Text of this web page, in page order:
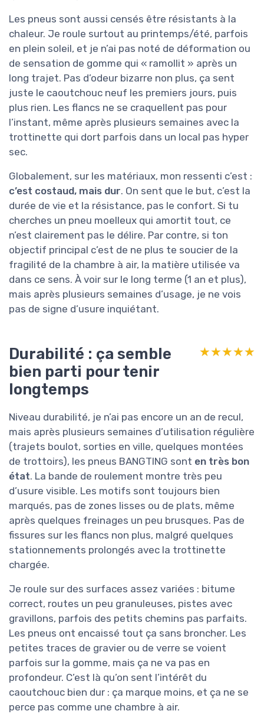
Les pneus sont aussi censés être résistants à la
chaleur. Je roule surtout au printemps/été, parfois
en plein soleil, et je n’ai pas noté de déformation ou
de sensation de gomme qui « ramollit » après un
long trajet. Pas d’odeur bizarre non plus, ça sent
juste le caoutchouc neuf les premiers jours, puis
plus rien. Les flancs ne se craquellent pas pour
l’instant, même après plusieurs semaines avec la
trottinette qui dort parfois dans un local pas hyper
sec.
Globalement, sur les matériaux, mon ressenti c’est :
c’est costaud, mais dur. On sent que le but, c’est la
durée de vie et la résistance, pas le confort. Si tu
cherches un pneu moelleux qui amortit tout, ce
n’est clairement pas le délire. Par contre, si ton
objectif principal c’est de ne plus te soucier de la
fragilité de la chambre à air, la matière utilisée va
dans ce sens. À voir sur le long terme (1 an et plus),
mais après plusieurs semaines d’usage, je ne vois
pas de signe d’usure inquiétant.
Durabilité : ça semble
bien parti pour tenir
longtemps
★★★★★
★★★★★
Niveau durabilité, je n’ai pas encore un an de recul,
mais après plusieurs semaines d’utilisation régulière
(trajets boulot, sorties en ville, quelques montées
de trottoirs), les pneus BANGTING sont en très bon
état. La bande de roulement montre très peu
d’usure visible. Les motifs sont toujours bien
marqués, pas de zones lisses ou de plats, même
après quelques freinages un peu brusques. Pas de
fissures sur les flancs non plus, malgré quelques
stationnements prolongés avec la trottinette
chargée.
Je roule sur des surfaces assez variées : bitume
correct, routes un peu granuleuses, pistes avec
gravillons, parfois des petits chemins pas parfaits.
Les pneus ont encaissé tout ça sans broncher. Les
petites traces de gravier ou de verre se voient
parfois sur la gomme, mais ça ne va pas en
profondeur. C’est là qu’on sent l’intérêt du
caoutchouc bien dur : ça marque moins, et ça ne se
perce pas comme une chambre à air.